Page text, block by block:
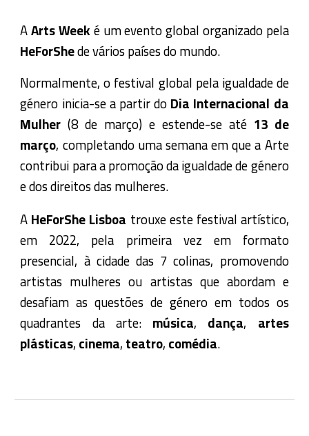
AArts Weeké um evento global organizado pela
HeForShede vários países do mundo.
Normalmente, o festival global pela igualdade de
género inicia-se a partir doDia Internacional da
Mulher (8 de março) e estende-se até 13 de
março, completando uma semana em que a Arte
contribui para a promoção da igualdade de género
e dos direitos das mulheres.
AHeForShe Lisboa trouxe este festival artístico,
em 2022, pela primeira vez em formato
presencial, à cidade das 7 colinas, promovendo
artistas mulheres ou artistas que abordam e
desafiam as questões de género em todos os
quadrantes da arte: música, dança, artes
plásticas,cinema,teatro,comédia.